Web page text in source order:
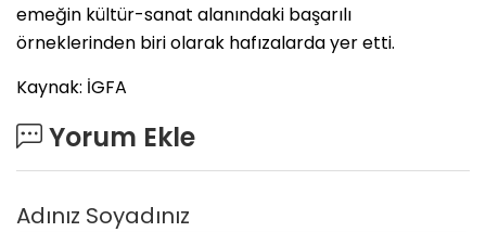
emeğin kültür-sanat alanındaki başarılı
örneklerinden biri olarak hafızalarda yer etti.
Kaynak: İGFA
Yorum Ekle
Adınız Soyadınız